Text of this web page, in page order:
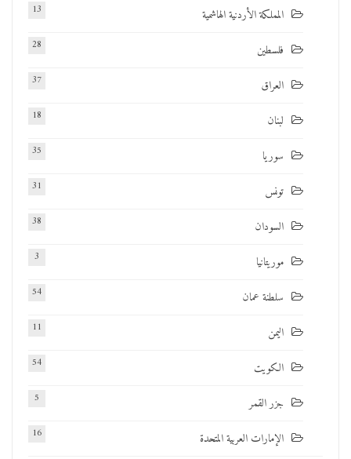
المملكة الأردنية الهاشمية 13
فلسطين 28
العراق 37
لبنان 18
سوريا 35
تونس 31
السودان 38
موريتانيا 3
سلطنة عمان 54
اليمن 11
الكويت 54
جزر القمر 5
الإمارات العربية المتحدة 16